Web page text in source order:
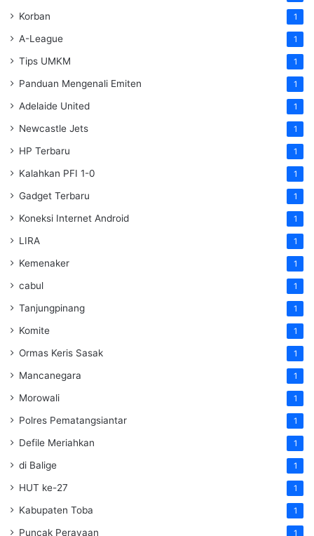
Korban 1
A-League 1
Tips UMKM 1
Panduan Mengenali Emiten 1
Adelaide United 1
Newcastle Jets 1
HP Terbaru 1
Kalahkan PFI 1-0 1
Gadget Terbaru 1
Koneksi Internet Android 1
LIRA 1
Kemenaker 1
cabul 1
Tanjungpinang 1
Komite 1
Ormas Keris Sasak 1
Mancanegara 1
Morowali 1
Polres Pematangsiantar 1
Defile Meriahkan 1
di Balige 1
HUT ke-27 1
Kabupaten Toba 1
Puncak Perayaan 1